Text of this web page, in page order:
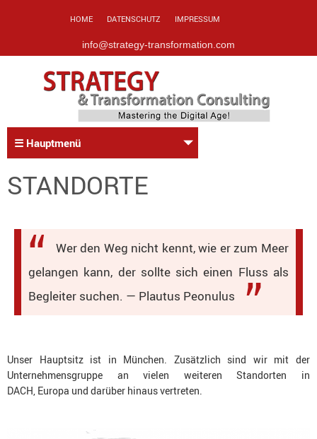
HOME DATENSCHUTZ IMPRESSUM
info@strategy-transformation.com
☰ Hauptmenü
STANDORTE
Wer den Weg nicht kennt, wie er zum Meer
gelangen kann, der sollte sich einen Fluss als
Begleiter suchen. — Plautus Peonulus
Unser Hauptsitz ist in München. Zusätzlich sind wir mit der
Unternehmensgruppe an vielen weiteren Standorten in
DACH, Europa und darüber hinaus vertreten.